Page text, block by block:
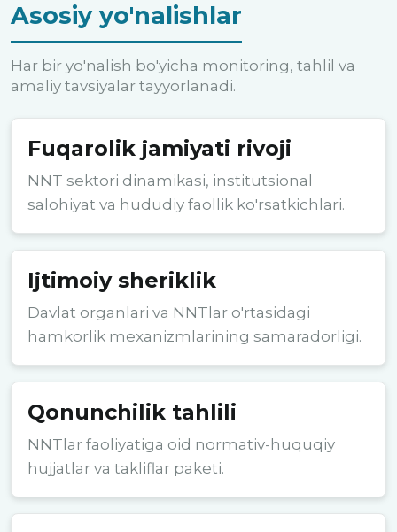
Asosiy yo'nalishlar
Har bir yo'nalish bo'yicha monitoring, tahlil va
amaliy tavsiyalar tayyorlanadi.
Fuqarolik jamiyati rivoji
NNT sektori dinamikasi, institutsional
salohiyat va hududiy faollik ko'rsatkichlari.
Ijtimoiy sheriklik
Davlat organlari va NNTlar o'rtasidagi
hamkorlik mexanizmlarining samaradorligi.
Qonunchilik tahlili
NNTlar faoliyatiga oid normativ-huquqiy
hujjatlar va takliflar paketi.